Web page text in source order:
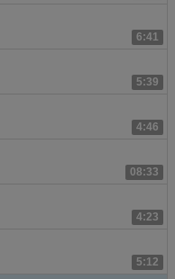
6:41
5:39
4:46
08:33
4:23
5:12